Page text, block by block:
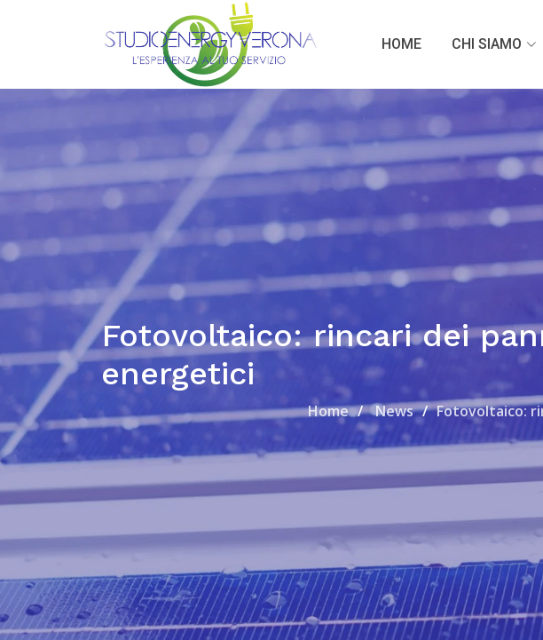
HOME CHI SIAMO
Fotovoltaico: rincari dei
energetici
Home News Fotovoltaico: